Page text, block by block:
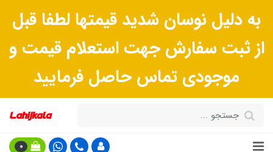
به دلیل نوسان شدید قیمتها لطفا قبل
از ثبت سفارش جهت استعلام قیمت و
موجودی تماس حاصل فرمایید
0